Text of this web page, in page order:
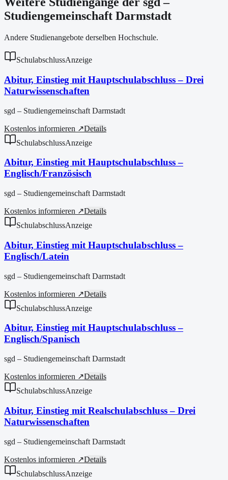
Studiengemeinschaft Darmstadt
Andere Studienangebote derselben Hochschule.
SchulabschlussAnzeige
Abitur, Einstieg mit Hauptschulabschluss – Drei
Naturwissenschaften
sgd – Studiengemeinschaft Darmstadt
Kostenlos informieren ↗Details
SchulabschlussAnzeige
Abitur, Einstieg mit Hauptschulabschluss –
Englisch/Französisch
sgd – Studiengemeinschaft Darmstadt
Kostenlos informieren ↗Details
SchulabschlussAnzeige
Abitur, Einstieg mit Hauptschulabschluss –
Englisch/Latein
sgd – Studiengemeinschaft Darmstadt
Kostenlos informieren ↗Details
SchulabschlussAnzeige
Abitur, Einstieg mit Hauptschulabschluss –
Englisch/Spanisch
sgd – Studiengemeinschaft Darmstadt
Kostenlos informieren ↗Details
SchulabschlussAnzeige
Abitur, Einstieg mit Realschulabschluss – Drei
Naturwissenschaften
sgd – Studiengemeinschaft Darmstadt
Kostenlos informieren ↗Details
SchulabschlussAnzeige